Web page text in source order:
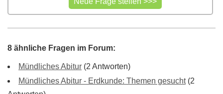
8 ähnliche Fragen im Forum:
Mündliches Abitur (2 Antworten)
Mündliches Abitur - Erdkunde: Themen gesucht(2